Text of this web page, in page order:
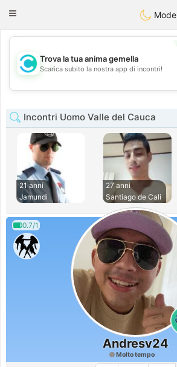
olombiaCitas
Toggle
Mode
💖
💕
Trova la tua anima gemella
Scarica subito la nostra app di incontri!
Incontri Uomo Valle del Cauca
21 anni
Jamundi
27 anni
Santiago de Cali
0.7/1
Andresv24
Molto tempo